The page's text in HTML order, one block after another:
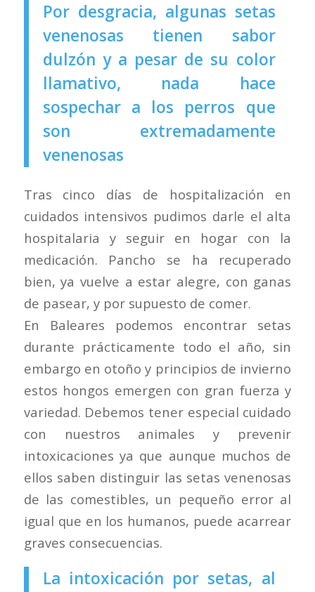
Por desgracia, algunas setas
venenosas tienen sabor
dulzón y a pesar de su color
llamativo, nada hace
sospechar a los perros que
son extremadamente
venenosas
Tras cinco días de hospitalización en
cuidados intensivos pudimos darle el alta
hospitalaria y seguir en hogar con la
medicación. Pancho se ha recuperado
bien, ya vuelve a estar alegre, con ganas
de pasear, y por supuesto de comer.
En Baleares podemos encontrar setas
durante prácticamente todo el año, sin
embargo en otoño y principios de invierno
estos hongos emergen con gran fuerza y
variedad. Debemos tener especial cuidado
con nuestros animales y prevenir
intoxicaciones ya que aunque muchos de
ellos saben distinguir las setas venenosas
de las comestibles, un pequeño error al
igual que en los humanos, puede acarrear
graves consecuencias.
La intoxicación por setas, al